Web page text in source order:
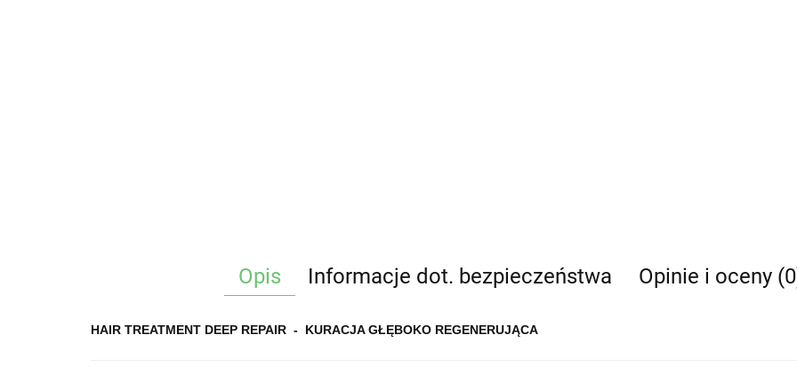
Opis Informacje dot. bezpieczeństwa Opinie i oceny
HAIR TREATMENT DEEP REPAIR - KURACJA GŁĘBOKO REGENERUJĄCA